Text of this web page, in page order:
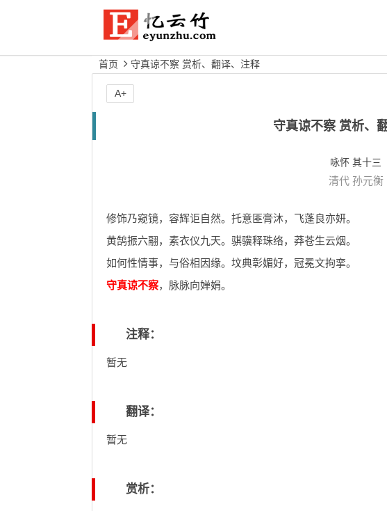
首页 守真谅不察 赏析、翻译、注释
守真谅不察 赏析、
咏怀 其十三
清代 孙元衡
修饰乃窥镜，容辉讵自然。托意匪膏沐，飞蓬良亦妍。
黄鹄振六翮，素衣仪九天。骐骥释珠络，莽苍生云烟。
如何性情事，与俗相因缘。坟典彰媚好，冠冕文拘挛。
守真谅不察，脉脉向婵娟。
注释：
暂无
翻译：
暂无
赏析：
A+